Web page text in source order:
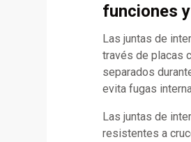
funciones
Las juntas de
través de placas
separados
evita fugas
Las juntas de
resistentes a